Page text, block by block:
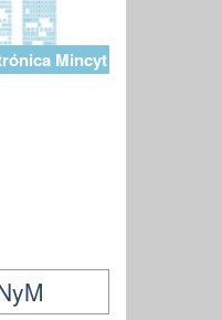
Mincyt